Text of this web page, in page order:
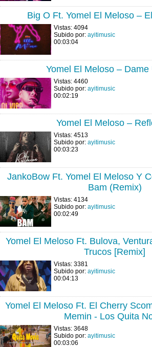
Big O Ft. Yomel El Meloso –
Vistas: 4094
Subido por: ayitimusic
00:03:04
Yomel El Meloso – Dame
Vistas: 4460
Subido por: ayitimusic
00:02:19
Yomel El Meloso –
Vistas: 4513
Subido por: ayitimusic
00:03:23
JankoBow Ft. Yomel El Meloso Y
Bam (Remix)
Vistas: 4134
Subido por: ayitimusic
00:02:49
Yomel El Meloso Ft. Bulova,
Trucos [Remix]
Vistas: 3381
Subido por: ayitimusic
00:04:13
Yomel El Meloso Ft. El Cherry
Memin - Los Quita
Vistas: 3648
Subido por: ayitimusic
00:03:06